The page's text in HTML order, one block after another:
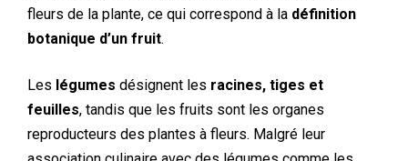
fleurs de la plante, ce qui correspond à la définition
botanique d’un fruit.
Les légumes désignent les racines, tiges et
feuilles, tandis que les fruits sont les organes
reproducteurs des plantes à fleurs. Malgré leur